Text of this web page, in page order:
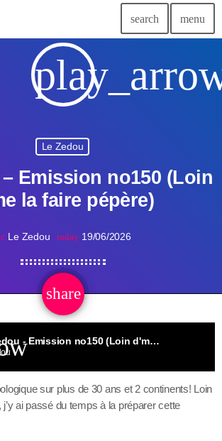
search menu
Le Zedou
Emission no150 (Loin
la faire pépère)
Le Zedou today 19/06/2026
share
email
Le Zedou - Emission no150 (Loin d'me la faire pépère)
sur plus de 30 ans et 2 continents! Loin
j’y ai passé du temps à la préparer cette